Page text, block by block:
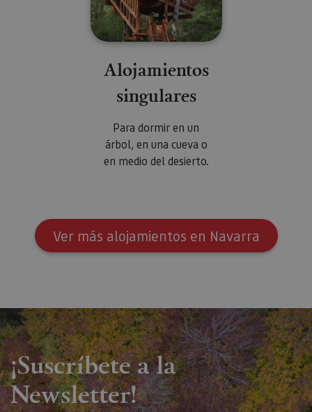
Alojamientos
singulares
Para dormir en un
árbol, en una cueva o
en medio del desierto.
Ver más alojamientos en Navarra
¡Suscríbete a la
Newsletter!